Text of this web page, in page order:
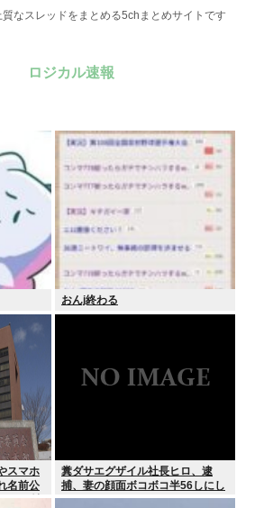
なスレッドをまとめる5chまとめサイトです
ロジカル速報
おんj終わる
スマホ
名前公
カの情
糞ダサエグザイル社長ヒロ、逮
捕、妻の顔面ボコボコ半56しにし
た。